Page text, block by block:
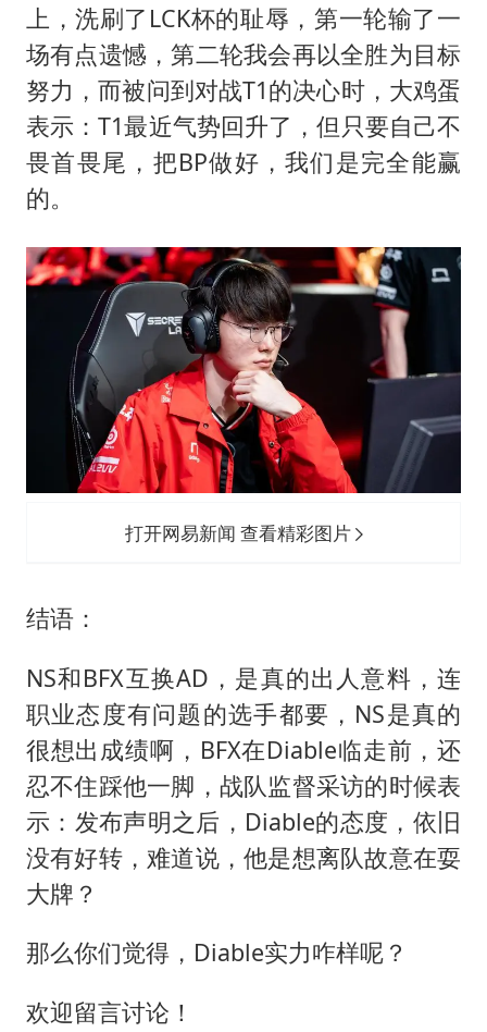
上，洗刷了LCK杯的耻辱，第一轮输了一
场有点遗憾，第二轮我会再以全胜为目标
努力，而被问到对战T1的决心时，大鸡蛋
表示：T1最近气势回升了，但只要自己不
畏首畏尾，把BP做好，我们是完全能赢
的。
打开网易新闻 查看精彩图片
结语：
NS和BFX互换AD，是真的出人意料，连
职业态度有问题的选手都要，NS是真的
很想出成绩啊，BFX在Diable临走前，还
忍不住踩他一脚，战队监督采访的时候表
示：发布声明之后，Diable的态度，依旧
没有好转，难道说，他是想离队故意在耍
大牌？
那么你们觉得，Diable实力咋样呢？
欢迎留言讨论！